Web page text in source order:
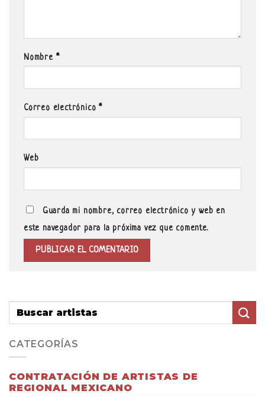
Nombre *
Correo electrónico*
Web
Guarda mi nombre, correo electrónico y web en
este navegador para la próxima vez que comente.
CATEGORÍAS
CONTRATACIÓN DE ARTISTAS DE
REGIONAL MEXICANO